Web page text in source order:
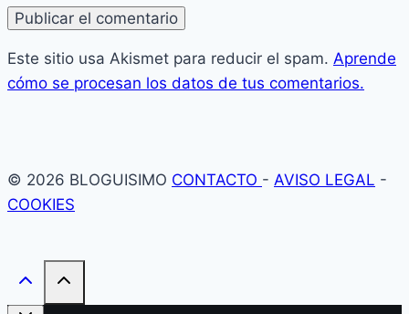
Este sitio usa Akismet para reducir el spam. Aprende
cómo se procesan los datos de tus comentarios.
© 2026 BLOGUISIMO CONTACTO - AVISO LEGAL -
COOKIES